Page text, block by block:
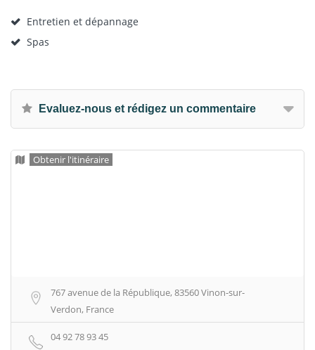
Entretien et dépannage
Spas
Evaluez-nous et rédigez un commentaire
Obtenir l'itinéraire
767 avenue de la République, 83560 Vinon-sur-
Verdon, France
04 92 78 93 45